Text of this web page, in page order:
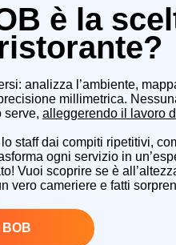
è la
analizza l’ambiente,
millimetrica.
serve, alleggerendo il lavoro
staff dai compiti ripetitivi,
ogni servizio in
Vuoi scoprire se è
vero cameriere e fatti
BOB